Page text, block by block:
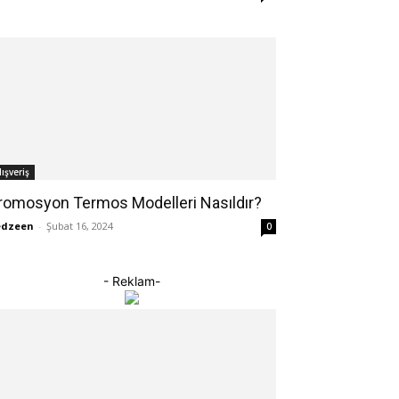
Termos Modelleri Nasıldır?
- Şubat 16, 2024 0
- Reklam-